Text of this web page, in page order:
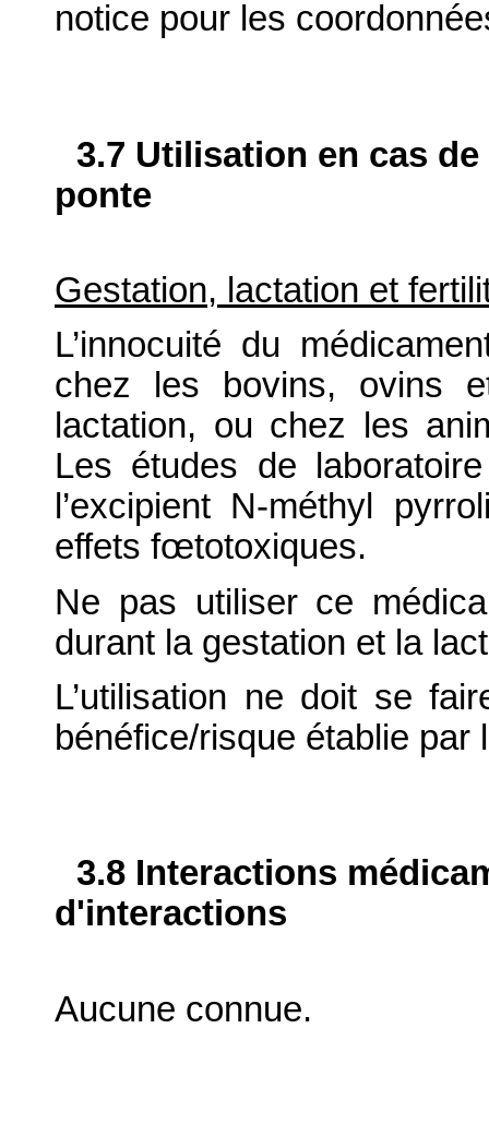
notice pour les
3.7 Utilisation en cas
ponte
Gestation, lactation et
L’innocuité du
chez les bovins, ovins
lactation, ou chez les
Les études de
l’excipient N-méthyl
effets fœtotoxiques.
Ne pas utiliser ce
durant la gestation et la
L’utilisation ne doit se
bénéfice/risque établie
3.8 Interactions
d'interactions
Aucune connue.